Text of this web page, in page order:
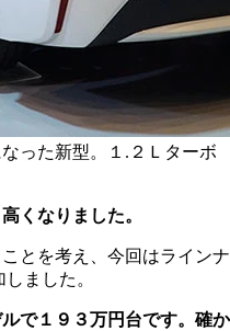
った新型。１.２Ｌターボ
くなりました。
とを考え、今回はラインナ
ました。
で１９３万円台です。確か